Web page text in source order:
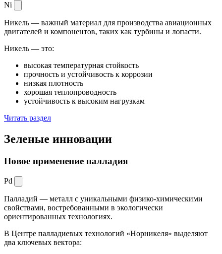
Ni
Никель — важный материал для производства авиационных
двигателей и компонентов, таких как турбины и лопасти.
Никель — это:
высокая температурная стойкость
прочность и устойчивость к коррозии
низкая плотность
хорошая теплопроводность
устойчивость к высоким нагрузкам
Читать раздел
Зеленые инновации
Новое применение палладия
Pd
Палладий — металл с уникальными физико-химическими
свойствами, востребованными в экологически
ориентированных технологиях.
В Центре палладиевых технологий «Норникеля» выделяют
два ключевых вектора: